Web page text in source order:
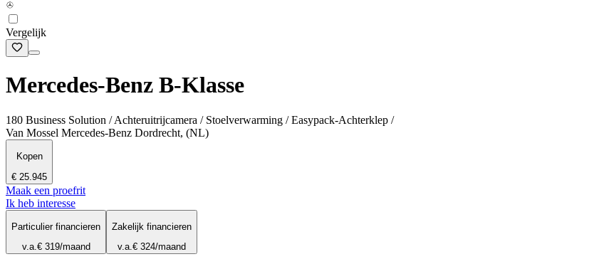
Vergelijk
Mercedes-Benz B-Klasse
180 Business Solution / Achteruitrijcamera / Stoelverwarming / Easypack-Achterklep /
Van Mossel Mercedes-Benz Dordrecht, (NL)
Kopen
€ 25.945
Maak een proefrit
Ik heb interesse
Particulier financieren
v.a.€ 319/maand
Zakelijk financieren
v.a.€ 324/maand